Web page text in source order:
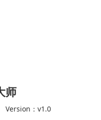
师
Version：v1.0